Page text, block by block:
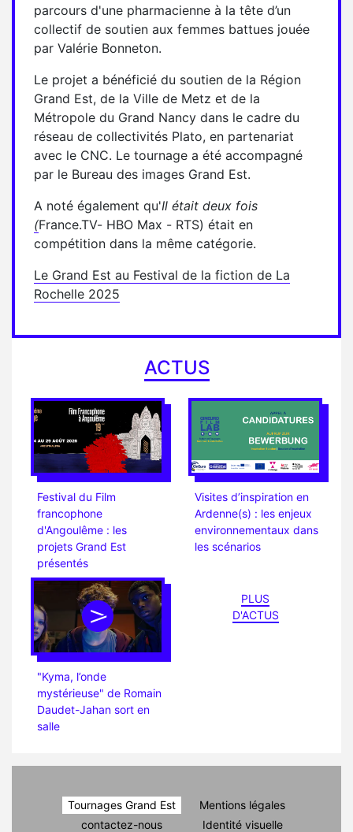
parcours d'une pharmacienne à la tête d’un
collectif de soutien aux femmes battues jouée
par Valérie Bonneton.
Le projet a bénéficié du soutien de la Région
Grand Est, de la Ville de Metz et de la
Métropole du Grand Nancy dans le cadre du
réseau de collectivités Plato, en partenariat
avec le CNC. Le tournage a été accompagné
par le Bureau des images Grand Est.
A noté également qu'Il était deux fois
(France.TV- HBO Max - RTS) était en
compétition dans la même catégorie.
Le Grand Est au Festival de la fiction de La
Rochelle 2025
ACTUS
Festival du Film
francophone
d'Angoulême : les
projets Grand Est
présentés
Visites d’inspiration en
Ardenne(s) : les enjeux
environnementaux dans
les scénarios
"Kyma, l’onde
mystérieuse" de Romain
Daudet-Jahan sort en
salle
PLUS
D'ACTUS
Tournages Grand Est
contactez-nous
Mentions légales
Identité visuelle